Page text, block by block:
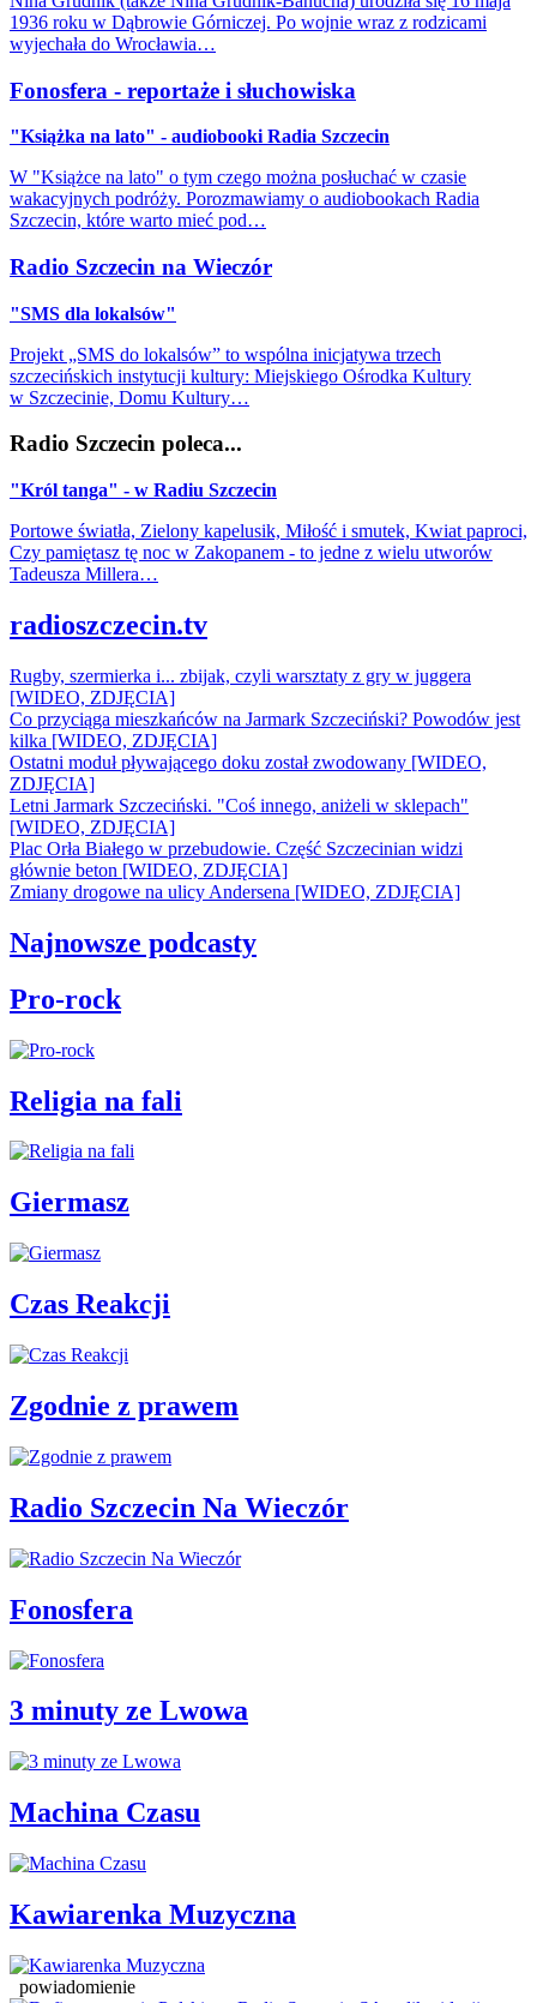
1936 roku w Dąbrowie Górniczej. Po wojnie wraz z rodzicami
wyjechała do Wrocławia…
Fonosfera - reportaże i słuchowiska
"Książka na lato" - audiobooki Radia Szczecin
W "Książce na lato" o tym czego można posłuchać w czasie
wakacyjnych podróży. Porozmawiamy o audiobookach Radia
Szczecin, które warto mieć pod…
Radio Szczecin na Wieczór
"SMS dla lokalsów"
Projekt „SMS do lokalsów” to wspólna inicjatywa trzech
szczecińskich instytucji kultury: Miejskiego Ośrodka Kultury
w Szczecinie, Domu Kultury…
Radio Szczecin poleca...
"Król tanga" - w Radiu Szczecin
Portowe światła, Zielony kapelusik, Miłość i smutek, Kwiat paproci,
Czy pamiętasz tę noc w Zakopanem - to jedne z wielu utworów
Tadeusza Millera…
radioszczecin.tv
Rugby, szermierka i... zbijak, czyli warsztaty z gry w juggera
[WIDEO, ZDJĘCIA]
Co przyciąga mieszkańców na Jarmark Szczeciński? Powodów jest
kilka [WIDEO, ZDJĘCIA]
Ostatni moduł pływającego doku został zwodowany [WIDEO,
ZDJĘCIA]
Letni Jarmark Szczeciński. "Coś innego, aniżeli w sklepach"
[WIDEO, ZDJĘCIA]
Plac Orła Białego w przebudowie. Część Szczecinian widzi
głównie beton [WIDEO, ZDJĘCIA]
Zmiany drogowe na ulicy Andersena [WIDEO, ZDJĘCIA]
Najnowsze podcasty
Pro-rock
Religia na fali
Giermasz
Czas Reakcji
Zgodnie z prawem
Radio Szczecin Na Wieczór
Fonosfera
3 minuty ze Lwowa
Machina Czasu
Kawiarenka Muzyczna
powiadomienie